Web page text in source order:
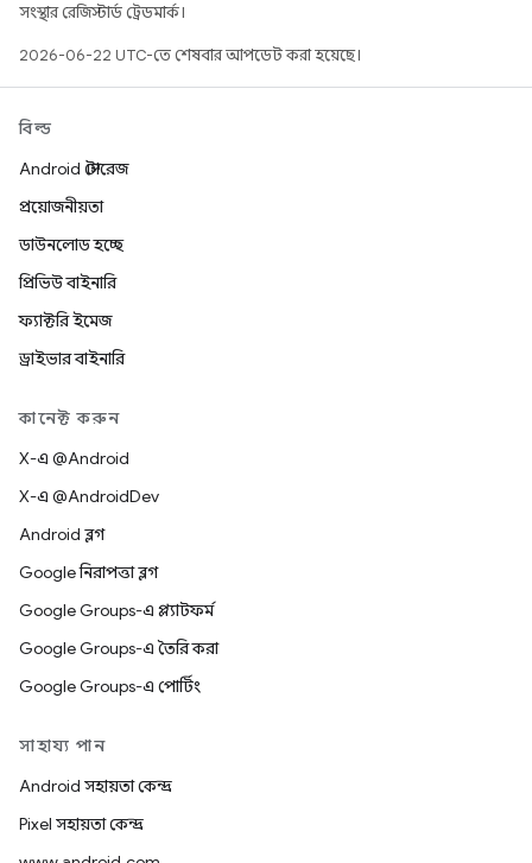
সংস্থার রেজিস্টার্ড ট্রেডমার্ক।
2026-06-22 UTC-তে শেষবার আপডেট করা হয়েছে।
বিল্ড
Android স্টোরেজ
প্রয়োজনীয়তা
ডাউনলোড হচ্ছে
প্রিভিউ বাইনারি
ফ্যাক্টরি ইমেজ
ড্রাইভার বাইনারি
কানেক্ট করুন
X-এ @Android
X-এ @AndroidDev
Android ব্লগ
Google নিরাপত্তা ব্লগ
Google Groups-এ প্ল্যাটফর্ম
Google Groups-এ তৈরি করা
Google Groups-এ পোর্টিং
সাহায্য পান
Android সহায়তা কেন্দ্র
Pixel সহায়তা কেন্দ্র